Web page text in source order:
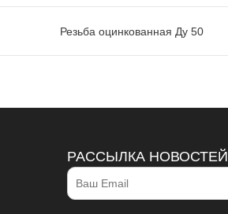
Резьба оцинкованная Ду 50
РАССЫЛКА НОВОСТЕЙ